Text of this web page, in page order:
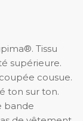
Tissu
supérieure.
cousue.
ton sur ton.
bande